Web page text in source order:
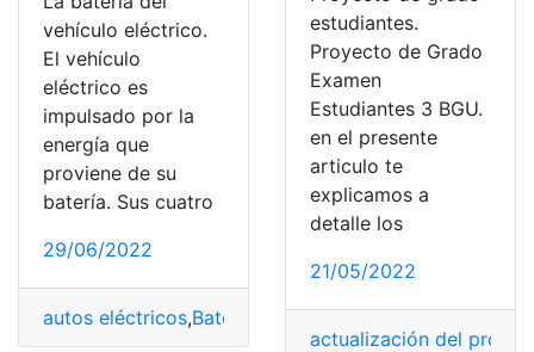
vehículo eléctrico.
El vehículo
eléctrico es
impulsado por la
energía que
proviene de su
batería. Sus cuatro
29/06/2022
autos eléctricos,Batería Motor,motor eléctrico,
estudiantes.
Proyecto de Grado
Examen
Estudiantes 3 BGU.
en el presente
articulo te
explicamos a
detalle los
21/05/2022
actualización del